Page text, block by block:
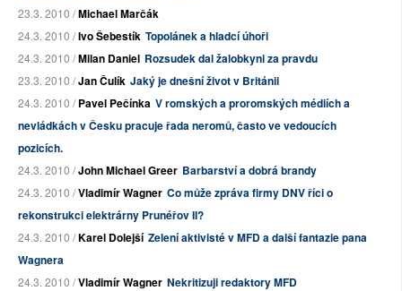
23.3. 2010 /Michael Marčák
24.3. 2010 /Ivo Šebestík Topolánek a hladcí úhoři
24.3. 2010 /Milan Daniel Rozsudek dal žalobkyni za pravdu
23.3. 2010 /Jan Čulík Jaký je dnešní život v Británii
24.3. 2010 /Pavel Pečínka V romských a proromských médiích a
nevládkách v Česku pracuje řada neromů, často ve vedoucích
pozicích.
24.3. 2010 /John Michael Greer Barbarství a dobrá brandy
24.3. 2010 /Vladimír Wagner Co může zpráva firmy DNV říci o
rekonstrukci elektrárny Prunéřov II?
24.3. 2010 /Karel Dolejší Zelení aktivisté v MFD a další fantazie pana
Wagnera
24.3. 2010 /Vladimír Wagner Nekritizuji redaktory MFD